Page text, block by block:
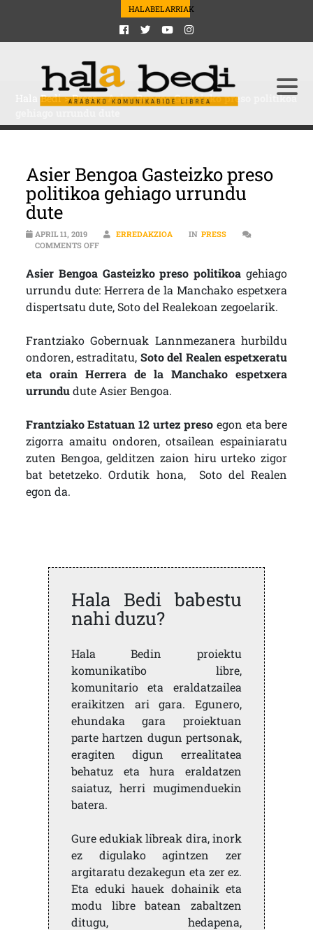
HALABELARRIAK
Hala Bedi>Press>Asier Bengoa Gasteizko preso politikoa
Asier Bengoa Gasteizko preso
politikoa gehiago urrundu
dute
APRIL 11, 2019 ERREDAKZIOA IN PRESS
COMMENTS OFFON ASIER BENGOA GASTEIZKO PRESO POLITIKOA
Asier Bengoa Gasteizko preso politikoa gehiago
urrundu dute: Herrera de la Manchako espetxera
dispertsatu dute, Soto del Realekoan zegoelarik.
Frantziako Gobernuak Lannmezanera hurbildu
ondoren, estraditatu, Soto del Realen espetxeratu
eta orain Herrera de la Manchako espetxera
urrundudute Asier Bengoa.
Frantziako Estatuan 12 urtez preso egon eta bere
zigorra amaitu ondoren, otsailean espainiaratu
zuten Bengoa, gelditzen zaion hiru urteko zigor
bat betetzeko. Ordutik hona, Soto del Realen
egon da.
Hala Bedi babestu
nahi duzu?
Hala Bedin proiektu
komunikatibo libre,
komunitario eta eraldatzailea
eraikitzen ari gara. Egunero,
ehundaka gara proiektuan
parte hartzen dugun pertsonak,
eragiten digun errealitatea
behatuz eta hura eraldatzen
saiatuz, herri mugimenduekin
batera.
Gure edukiak libreak dira, inork
ez digulako agintzen zer
argitaratu dezakegun eta zer ez.
Eta eduki hauek dohainik eta
modu libre batean zabaltzen
ditugu, hedapena,